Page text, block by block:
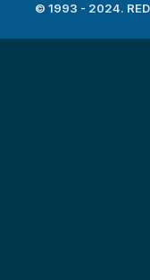
© 1993 - 2024.